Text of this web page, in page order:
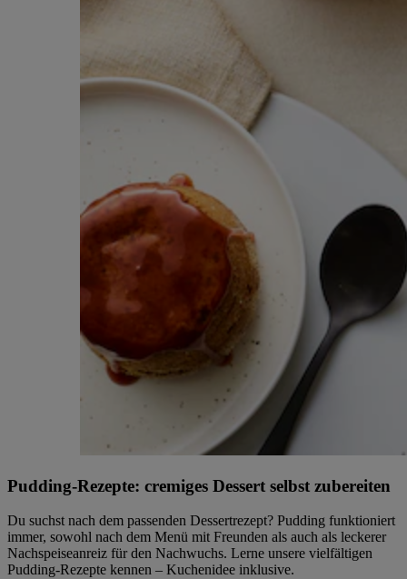
Pudding-Rezepte: cremiges Dessert selbst zubereiten
Du suchst nach dem passenden Dessertrezept? Pudding funktioniert
immer, sowohl nach dem Menü mit Freunden als auch als leckerer
Nachspeiseanreiz für den Nachwuchs. Lerne unsere vielfältigen
Pudding-Rezepte kennen – Kuchenidee inklusive.